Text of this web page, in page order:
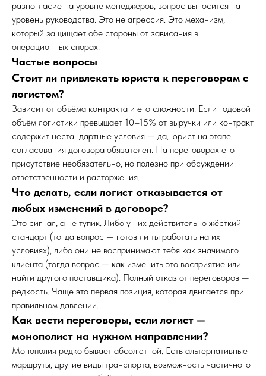
разногласие на уровне менеджеров, вопрос выносится на
уровень руководства. Это не агрессия. Это механизм,
который защищает обе стороны от зависания в
операционных спорах.
Частые вопросы
Стоит ли привлекать юриста к переговорам с
логистом?
Зависит от объёма контракта и его сложности. Если годовой
объём логистики превышает 10–15% от выручки или контракт
содержит нестандартные условия — да, юрист на этапе
согласования договора обязателен. На переговорах его
присутствие необязательно, но полезно при обсуждении
ответственности и расторжения.
Что делать, если логист отказывается от
любых изменений в договоре?
Это сигнал, а не тупик. Либо у них действительно жёсткий
стандарт (тогда вопрос — готов ли ты работать на их
условиях), либо они не воспринимают тебя как значимого
клиента (тогда вопрос — как изменить это восприятие или
найти другого поставщика). Полный отказ от переговоров —
редкость. Чаще это первая позиция, которая двигается при
правильном давлении.
Как вести переговоры, если логист —
монополист на нужном направлении?
Монополия редко бывает абсолютной. Есть альтернативные
маршруты, другие виды транспорта, возможность частичного